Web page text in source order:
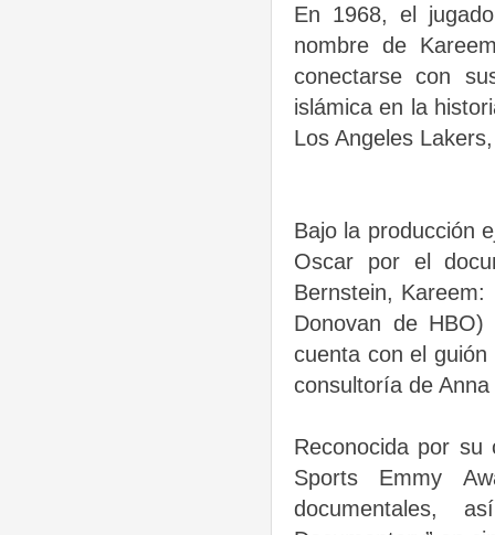
En 1968, el
nombre de
conectarse con
islámica en la
Los Angeles
Bajo la producción
Oscar por el
Bernstein,
Donovan de
cuenta con el
consultoría de
Reconocida por su
Sports Emmy
documentales,